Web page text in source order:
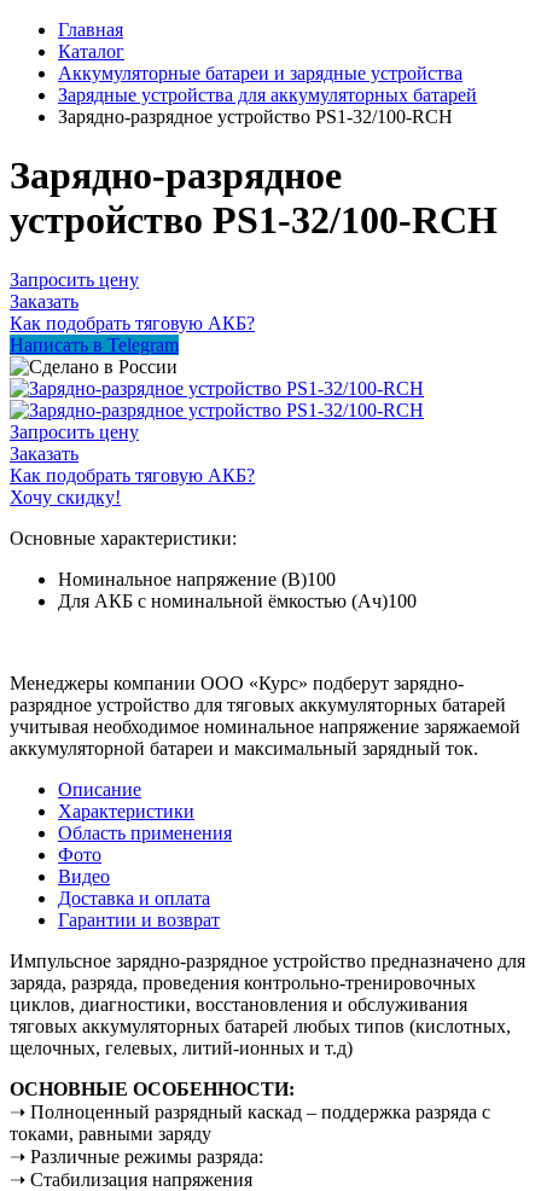
Главная
Каталог
Аккумуляторные батареи и зарядные устройства
Зарядные устройства для аккумуляторных батарей
Зарядно-разрядное устройство PS1-32/100-RCH
Зарядно-разрядное
устройство PS1-32/100-RCH
Запросить цену
Заказать
Как подобрать тяговую АКБ?
Написать в Telegram
Запросить цену
Заказать
Как подобрать тяговую АКБ?
Хочу скидку!
Основные характеристики:
Номинальное напряжение (В)100
Для АКБ с номинальной ёмкостью (Ач)100
Менеджеры компании ООО «Курс» подберут зарядно-
разрядное устройство для тяговых аккумуляторных батарей
учитывая необходимое номинальное напряжение заряжаемой
аккумуляторной батареи и максимальный зарядный ток.
Описание
Характеристики
Область применения
Фото
Видео
Доставка и оплата
Гарантии и возврат
Импульсное зарядно-разрядное устройство предназначено для
заряда, разряда, проведения контрольно-тренировочных
циклов, диагностики, восстановления и обслуживания
тяговых аккумуляторных батарей любых типов (кислотных,
щелочных, гелевых, литий-ионных и т.д)
ОСНОВНЫЕ ОСОБЕННОСТИ:
➝ Полноценный разрядный каскад – поддержка разряда с
токами, равными заряду
➝ Различные режимы разряда:
➝ Стабилизация напряжения